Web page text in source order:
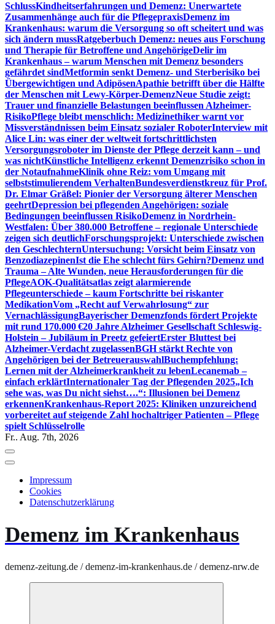
SchlussKindheitserfahrungen und Demenz: Unerwartete
Zusammenhänge auch für die PflegepraxisDemenz im
Krankenhaus: warum die Versorgung so oft scheitert und was
sich ändern mussRatgeberbuch Demenz: neues aus Forschung
und Therapie für Betroffene und AngehörigeDelir im
Krankenhaus – warum Menschen mit Demenz besonders
gefährdet sindMetformin senkt Demenz- und Sterberisiko bei
Übergewichtigen und AdipösenApathie betrifft über die Hälfte
der Menschen mit Lewy-Körper-DemenzNeue Studie zeigt:
Trauer und finanzielle Belastungen beeinflussen Alzheimer-
RisikoPflege bleibt menschlich: Medizinethiker warnt vor
Missverständnissen beim Einsatz sozialer RoboterInterview mit
Alice Lin: was einer der weltweit fortschrittlichsten
Versorgungsroboter im Dienste der Pflege derzeit kann – und
was nichtKünstliche Intelligenz erkennt Demenzrisiko schon in
der NotaufnahmeKlinik ohne Reiz: vom Umgang mit
selbststimulierendem VerhaltenBundesverdienstkreuz für Prof.
Dr. Elmar Gräßel: Pionier der Versorgung älterer Menschen
geehrtDepression bei pflegenden Angehörigen: soziale
Bedingungen beeinflussen RisikoDemenz in Nordrhein-
Westfalen: Über 380.000 Betroffene – regionale Unterschiede
zeigen sich deutlichForschungsprojekt: Unterschiede zwischen
den GeschlechternUntersuchung: Vorsicht beim Einsatz von
BenzodiazepinenIst die Ehe schlecht fürs Gehirn?Demenz und
Trauma – Alte Wunden, neue Herausforderungen für die
PflegeAOK-Qualitätsatlas zeigt alarmierende
Pflegeunterschiede – kaum Fortschritte bei riskanter
MedikationVom „Recht auf Verwahrlosung“ zur
VernachlässigungBayerischer Demenzfonds fördert Projekte
mit rund 170.000 €20 Jahre Alzheimer Gesellschaft Schleswig-
Holstein – Jubiläum in Preetz gefeiertErster Bluttest bei
Alzheimer-Verdacht zugelassenBGH stärkt Rechte von
Angehörigen bei der BetreuerauswahlBuchempfehlung:
Lernen mit der Alzheimerkrankheit zu lebenLecanemab –
einfach erklärtInternationaler Tag der Pflegenden 2025„Ich
sehe was, was Du nicht siehst….“: Illusionen bei Demenz
erkennenKrankenhaus-Report 2025: Kliniken unzureichend
vorbereitet auf steigende Zahl hochaltriger Patienten – Pflege
spielt Schlüsselrolle
Fr.. Aug. 7th, 2026
Impressum
Cookies
Datenschutzerklärung
Demenz im Krankenhaus
demenz-zeitung.de / demenz-im-krankenhaus.de / demenz-nrw.de